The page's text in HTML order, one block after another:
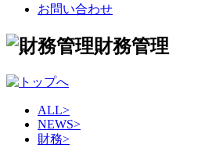
お問い合わせ
財務管理
ALL>
NEWS>
財務>